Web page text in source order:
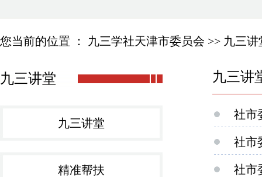
您当前的位置 ： 九三学社天津市委员会 >> 九三讲
九三讲堂
九三讲堂
精准帮扶
九三讲
社市
社市
社市